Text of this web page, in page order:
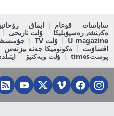
ساياسات قوعام ايماق
ەكٸنشٸ رەسپۋبليكا
ۇلت تاريحى
U magazine
ۇلت TV
اقساۋىت
ەكونوميكا جەنە بيزنەس
پوستtimes
ۇلت وبەكتيۆ